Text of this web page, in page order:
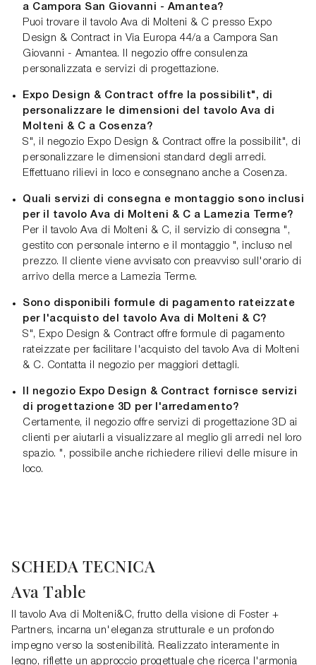
a Campora San Giovanni - Amantea?
Puoi trovare il tavolo Ava di Molteni & C presso Expo
Design & Contract in Via Europa 44/a a Campora San
Giovanni - Amantea. Il negozio offre consulenza
personalizzata e servizi di progettazione.
Expo Design & Contract offre la possibilit", di
personalizzare le dimensioni del tavolo Ava di
Molteni & C a Cosenza?
S", il negozio Expo Design & Contract offre la possibilit", di
personalizzare le dimensioni standard degli arredi.
Effettuano rilievi in loco e consegnano anche a Cosenza.
Quali servizi di consegna e montaggio sono inclusi
per il tavolo Ava di Molteni & C a Lamezia Terme?
Per il tavolo Ava di Molteni & C, il servizio di consegna ",
gestito con personale interno e il montaggio ", incluso nel
prezzo. Il cliente viene avvisato con preavviso sull'orario di
arrivo della merce a Lamezia Terme.
Sono disponibili formule di pagamento rateizzate
per l'acquisto del tavolo Ava di Molteni & C?
S", Expo Design & Contract offre formule di pagamento
rateizzate per facilitare l'acquisto del tavolo Ava di Molteni
& C. Contatta il negozio per maggiori dettagli.
Il negozio Expo Design & Contract fornisce servizi
di progettazione 3D per l'arredamento?
Certamente, il negozio offre servizi di progettazione 3D ai
clienti per aiutarli a visualizzare al meglio gli arredi nel loro
spazio. ", possibile anche richiedere rilievi delle misure in
loco.
SCHEDA TECNICA
Ava Table
Il tavolo Ava di Molteni&C, frutto della visione di Foster +
Partners, incarna un'eleganza strutturale e un profondo
impegno verso la sostenibilità. Realizzato interamente in
legno, riflette un approccio progettuale che ricerca l'armonia